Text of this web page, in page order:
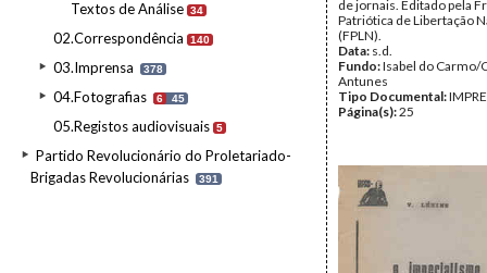
Textos de Análise 34
02.Correspondência 140
03.Imprensa 378
04.Fotografias 6 45
05.Registos audiovisuais 5
Partido Revolucionário do Proletariado-
Brigadas Revolucionárias
391
de jornais. Editado pela
Patriótica de Libertação
(FPLN).
Data: s.d.
Fundo:Isabel do Carmo/
Antunes
Tipo Documental:
Página(s):25